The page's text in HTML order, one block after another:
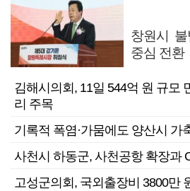
창원시
중심 전환
김해시의회, 11일 544억 원 규모
리 주목
기록적 폭염·가뭄에도 양산시 가
사천시 하동군, 사천공항 확장과
고성군의회, 국외출장비 3800만